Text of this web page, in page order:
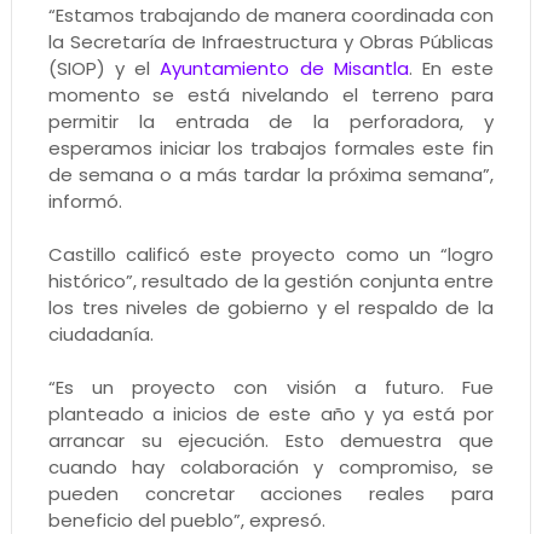
“Estamos trabajando de manera coordinada con
la Secretaría de Infraestructura y Obras Públicas
(SIOP) y elAyuntamiento de Misantla. En este
momento se está nivelando el terreno para
permitir la entrada de la perforadora, y
esperamos iniciar los trabajos formales este fin
de semana o a más tardar la próxima semana”,
informó.
Castillo calificó este proyecto como un “logro
histórico”, resultado de la gestión conjunta entre
los tres niveles de gobierno y el respaldo de la
ciudadanía.
“Es un proyecto con visión a futuro. Fue
planteado a inicios de este año y ya está por
arrancar su ejecución. Esto demuestra que
cuando hay colaboración y compromiso, se
pueden concretar acciones reales para
beneficio del pueblo”, expresó.